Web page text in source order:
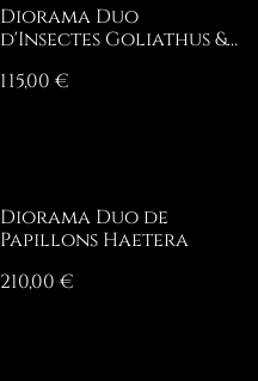
Diorama Duo
d'Insectes Goliathus &
115,00 €
Diorama Duo de
Papillons Haetera
210,00 €